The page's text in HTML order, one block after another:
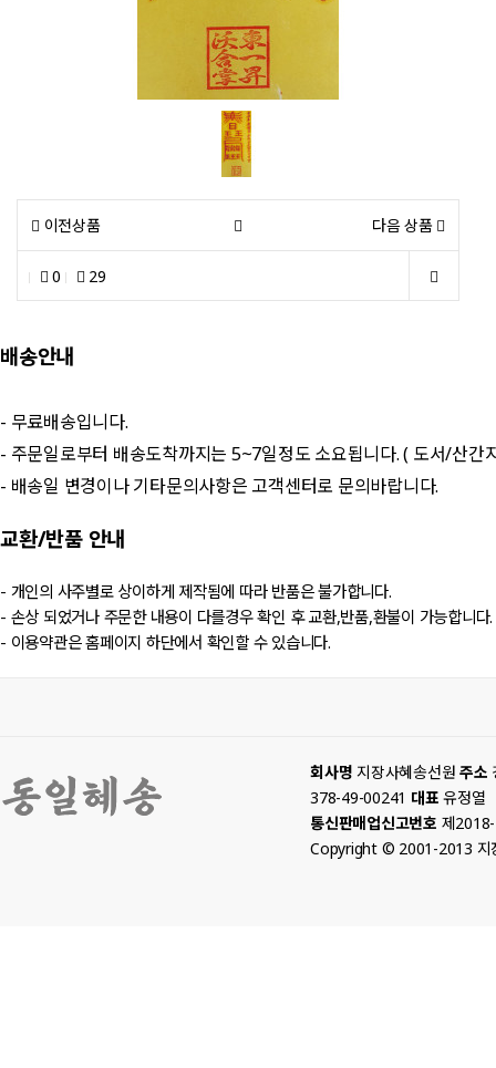
이전상품 다음 상품
0 29
배송안내
- 무료배송입니다.
- 주문일로부터 배송도착까지는 5~7일정도 소요됩니다. ( 도서/산간
- 배송일 변경이나 기타문의사항은 고객센터로 문의바랍니다.
교환/반품안내
- 개인의 사주별로 상이하게 제작됨에 따라 반품은 불가합니다.
- 손상 되었거나 주문한 내용이 다를경우 확인 후 교환,반품,환불이 가능합니다.
- 이용약관은 홈페이지 하단에서 확인할 수 있습니다.
회사명 지장사혜송선원 주소
378-49-00241 대표 유정열
통신판매업신고번호 제
Copyright © 2001-2013 지